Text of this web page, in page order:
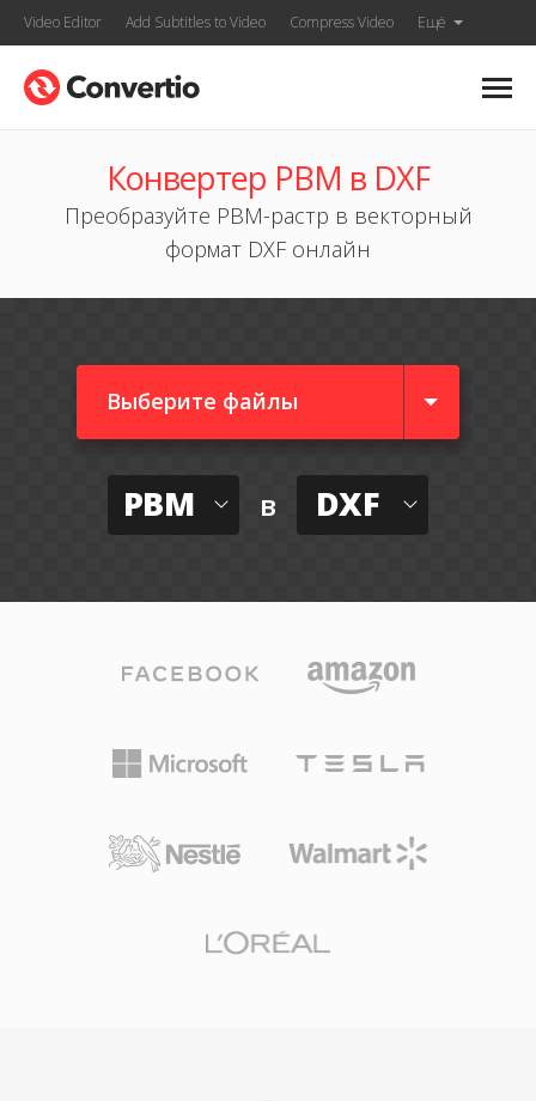
Video Editor Add Subtitles to Video Compress Video Ещё
Конвертер PBM в DXF
Преобразуйте PBM-растр в векторный
формат DXF онлайн
Выберите файлы
PBM в DXF